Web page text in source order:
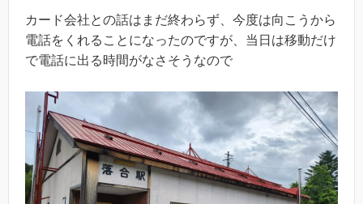
カード会社との話はまだ終わらず、今度は向こうから
電話をくれることになったのですが、当日は移動だけ
で電話に出る時間がなさそうなので